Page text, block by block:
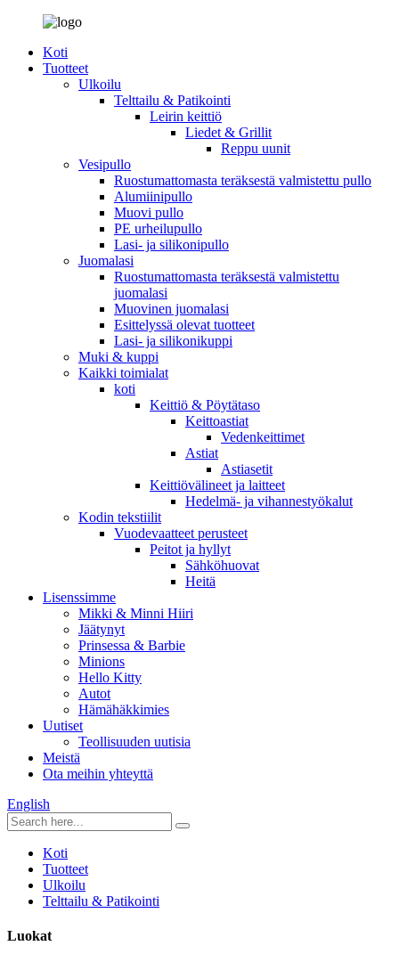
Koti
Tuotteet
Ulkoilu
Telttailu & Patikointi
Leirin keittiö
Liedet & Grillit
Reppu uunit
Vesipullo
Ruostumattomasta teräksestä valmistettu pullo
Alumiinipullo
Muovi pullo
PE urheilupullo
Lasi- ja silikonipullo
Juomalasi
Ruostumattomasta teräksestä valmistettu
juomalasi
Muovinen juomalasi
Esittelyssä olevat tuotteet
Lasi- ja silikonikuppi
Muki & kuppi
Kaikki toimialat
koti
Keittiö & Pöytätaso
Keittoastiat
Vedenkeittimet
Astiat
Astiasetit
Keittiövälineet ja laitteet
Hedelmä- ja vihannestyökalut
Kodin tekstiilit
Vuodevaatteet perusteet
Peitot ja hyllyt
Sähköhuovat
Heitä
Lisenssimme
Mikki & Minni Hiiri
Jäätynyt
Prinsessa & Barbie
Minions
Hello Kitty
Autot
Hämähäkkimies
Uutiset
Teollisuuden uutisia
Meistä
Ota meihin yhteyttä
English
Koti
Tuotteet
Ulkoilu
Telttailu & Patikointi
Luokat